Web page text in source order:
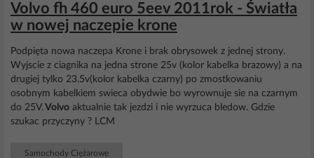
Volvo fh 460 euro 5eev 2011rok - Światła
w nowej naczepie krone
Podpięta nowa naczepa Krone i brak obrysowek z jednej strony.
Wyjscie z ciagnika na jedna strone 25v (kolor kabelka brazowy) a na
drugiej tylko 23.5v(kolor kabelka czarny) po zmostkowaniu
osobnym kabelkiem swieca obydwie bo wyrownuje sie na czarnym
do 25V.Volvo aktualnie tak jezdzi i nie wyrzuca bledow. Gdzie
szukac przyczyny ? LCM
Samochody Ciężarowe